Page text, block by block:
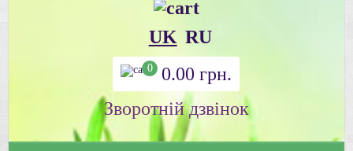
UK RU
0 0.00грн.
Зворотній дзвінок